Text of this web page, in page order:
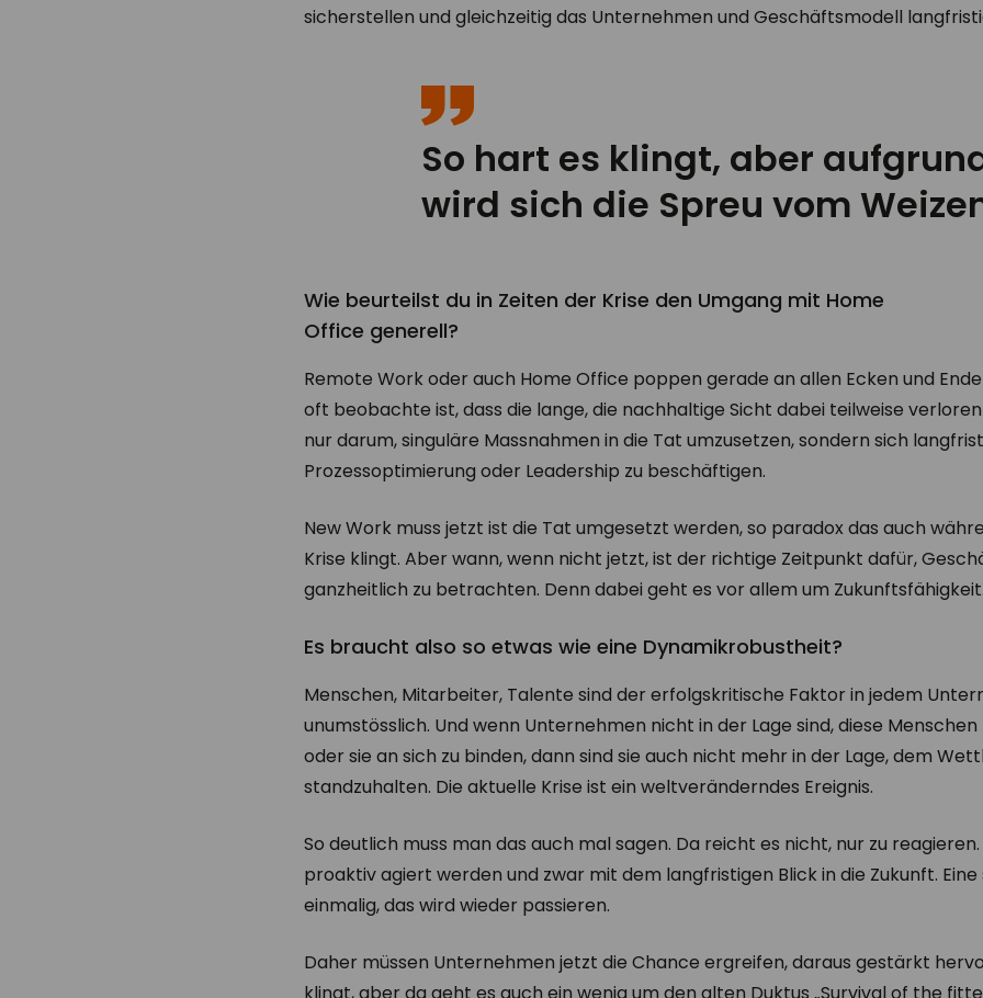
sicherstellen und gleichzeitig das Unternehmen und Geschäftsmodell
So hart es klingt, aber
wird sich die Spreu vom
Wie beurteilst du in Zeiten der Krise den Umgang mit Home
Office generell?
Remote Work oder auch Home Office poppen gerade an allen Ecken und
oft beobachte ist, dass die lange, die nachhaltige Sicht dabei teilweise
nur darum, singuläre Massnahmen in die Tat umzusetzen, sondern sich
Prozessoptimierung oder Leadership zu beschäftigen.
New Work muss jetzt ist die Tat umgesetzt werden, so paradox das auch
Krise klingt. Aber wann, wenn nicht jetzt, ist der richtige Zeitpunkt dafür,
ganzheitlich zu betrachten. Denn dabei geht es vor allem um Zukunftsfähigkeit.
Es braucht also so etwas wie eine Dynamikrobustheit?
Menschen, Mitarbeiter, Talente sind der erfolgskritische Faktor in jedem
unumstösslich. Und wenn Unternehmen nicht in der Lage sind, diese
oder sie an sich zu binden, dann sind sie auch nicht mehr in der Lage, dem
standzuhalten. Die aktuelle Krise ist ein weltveränderndes Ereignis.
So deutlich muss man das auch mal sagen. Da reicht es nicht, nur zu
proaktiv agiert werden und zwar mit dem langfristigen Blick in die Zukunft.
einmalig, das wird wieder passieren.
Daher müssen Unternehmen jetzt die Chance ergreifen, daraus gestärkt